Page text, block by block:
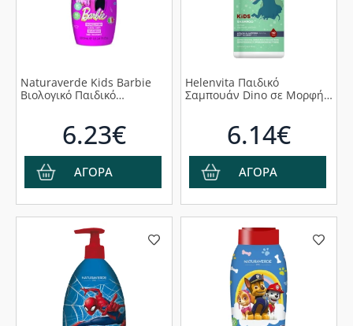
Naturaverde Kids Barbie
Βιολογικό Παιδικό
6.23€
ΑΓΟΡΑ
Helenvita Παιδικό
Σαμπουάν Dinο σε Μορφή
6.14€
ΑΓΟΡΑ